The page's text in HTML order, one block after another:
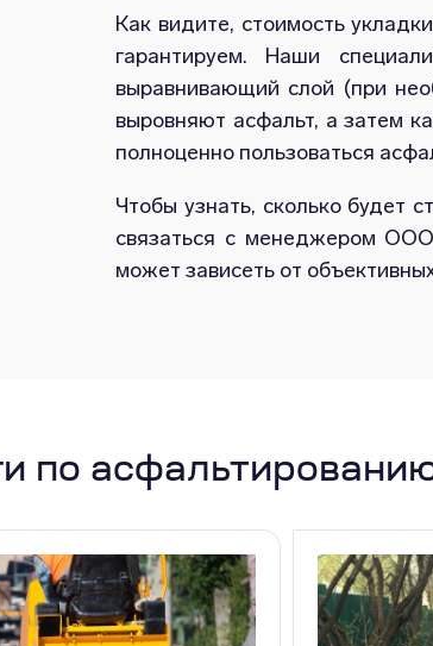
Как видите, стоимость
гарантируем. Наши
выравнивающий слой (при
выровняют асфальт, а затем
полноценно пользоваться
Чтобы узнать, сколько будет
связаться с менеджером
может зависеть от
по